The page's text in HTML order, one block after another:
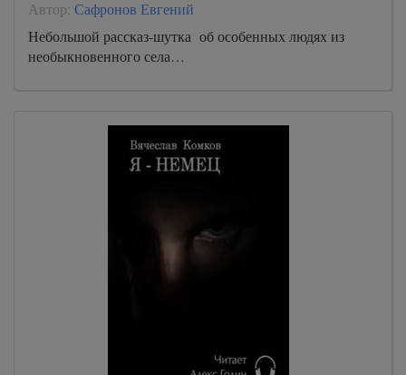
Автор: Сафронов Евгений
Небольшой рассказ-шутка об особенных людях из
необыкновенного села…